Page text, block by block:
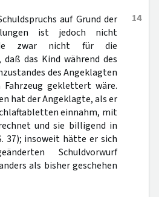
14
auf Grund der
ist jedoch nicht
zwar nicht für die
das Kind während des
des Angeklagten
geklettert wäre.
hat der Angeklagte, als er
einnahm, mit
und sie billigend in
37); insoweit hätte er sich
Schuldvorwurf
als bisher geschehen